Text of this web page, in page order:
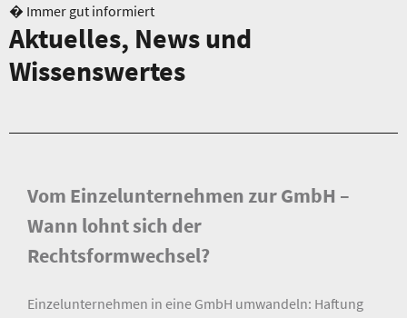
� Immer gut informiert
Aktuelles, News und
Wissenswertes
Vom Einzelunternehmen zur GmbH –
Wann lohnt sich der
Rechtsformwechsel?
Einzelunternehmen in eine GmbH umwandeln: Haftung